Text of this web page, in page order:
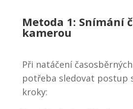
Metoda 1: Snímání
kamerou
Při natáčení
potřeba sledovat postup
kroky: